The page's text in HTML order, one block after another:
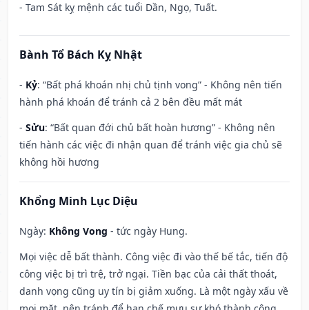
- Tam Sát kỵ mệnh các tuổi Dần, Ngọ, Tuất.
Bành Tổ Bách Kỵ Nhật
- Kỷ: “Bất phá khoán nhị chủ tịnh vong” - Không nên tiến
hành phá khoán để tránh cả 2 bên đều mất mát
- Sửu: “Bất quan đới chủ bất hoàn hương” - Không nên
tiến hành các việc đi nhận quan để tránh việc gia chủ sẽ
không hồi hương
Khổng Minh Lục Diệu
Ngày: Không Vong - tức ngày Hung.
Mọi việc dễ bất thành. Công việc đi vào thế bế tắc, tiến độ
công việc bị trì trệ, trở ngại. Tiền bạc của cải thất thoát,
danh vọng cũng uy tín bị giảm xuống. Là một ngày xấu về